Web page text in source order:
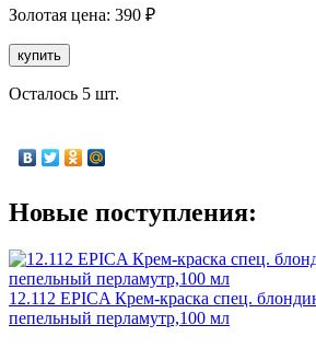
Золотая цена: 390 ₽
купить
Осталось 5 шт.
Новые поступления:
12.112 EPICA Крем-краска спец.
пепельный перламутр,100 мл